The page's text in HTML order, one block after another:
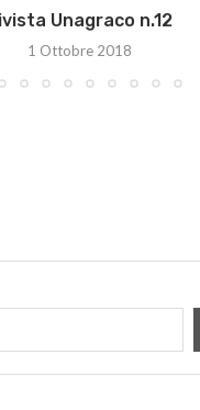
Unagraco n.12
1 Ottobre 2018